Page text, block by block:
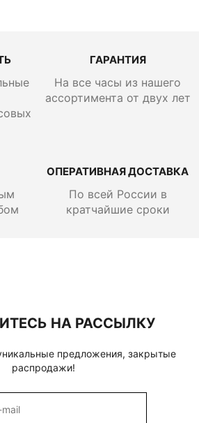
ГАРАНТИЯ
На все часы из нашего
ассортимента от двух лет
ОПЕРАТИВНАЯ ДОСТАВКА
По всей России в
кратчайшие сроки
НА РАССЫЛКУ
предложения, закрытые
распродажи!